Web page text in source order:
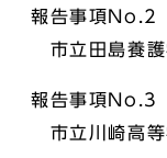
報告事項No.2
市立田島養護
報告事項No.3
市立川崎高等